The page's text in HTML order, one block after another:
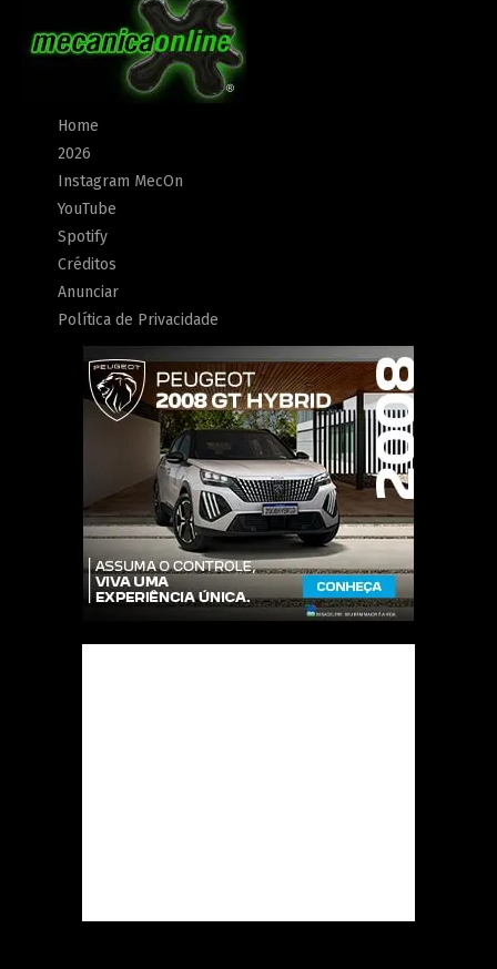
Home
2026
Instagram MecOn
YouTube
Spotify
Créditos
Anunciar
Política de Privacidade